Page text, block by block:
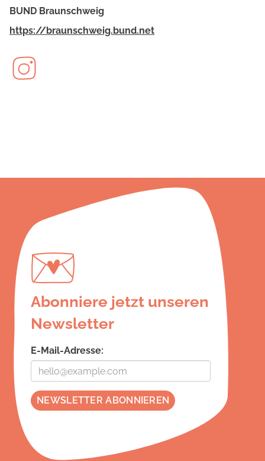
BUND Braunschweig
https://braunschweig.bund.net
Abonniere jetzt unseren
Newsletter
E-Mail-Adresse: